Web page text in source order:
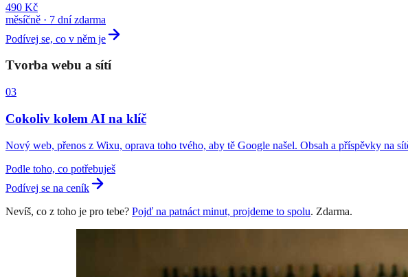
490 Kč
měsíčně · 7 dní zdarma
Podívej se, co v něm je
Tvorba webu a sítí
03
Cokoliv kolem AI na klíč
Nový web, přenos z Wixu, oprava toho tvého, aby tě Google našel. Obsah a příspěvky na
Podle toho, co potřebuješ
Podívej se na ceník
Nevíš, co z toho je pro tebe? Pojď na patnáct minut, projdeme to spolu. Zdarma.